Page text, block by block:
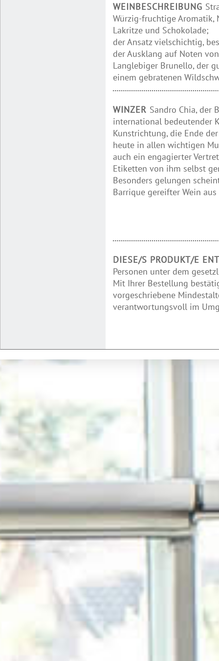
WEINBESCHREIBUNG
Würzig-fruchtige Aromatik,
Lakritze und Schokolade;
der Ansatz vielschichtig,
der Ausklang auf Noten
Langlebiger Brunello, der
einem gebratenen
WINZER Sandro Chia, der
international bedeutender
Kunstrichtung, die Ende
heute in allen wichtigen
auch ein engagierter
Etiketten von ihm selbst
Besonders gelungen
Barrique gereifter Wein
DIESE/S PRODUKT/E
Personen unter dem
Mit Ihrer Bestellung
vorgeschriebene
verantwortungsvoll im